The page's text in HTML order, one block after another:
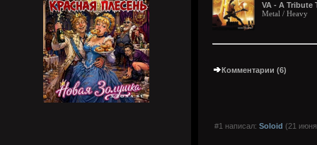
VA - A Tribute
Metal / Heavy
Комментарии (6)
#1 написал: Soloid (21